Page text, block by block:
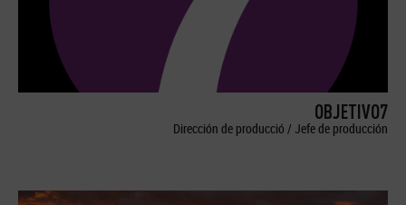
OBJETIVO7
Dirección de producció / Jefe de producción